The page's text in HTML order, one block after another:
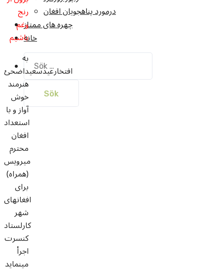
درمورد پناهجويان افغان
چهره های ممتاز
خانه
Sök
efter:
رنج
وغم
باشیم
به
افتخارعیدسعیداضحئ
هنرمند
خوش
آواز و با
استعداد
افغان
محترم
میرویس
(همراه)
برای
افغانهای
شهر
کارلستاد
کنسرت
اجرأ
مینماید